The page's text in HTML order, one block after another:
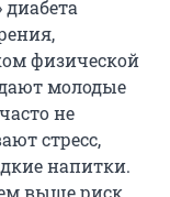
физической
молодые
не
стресс,
напитки.
выше риск